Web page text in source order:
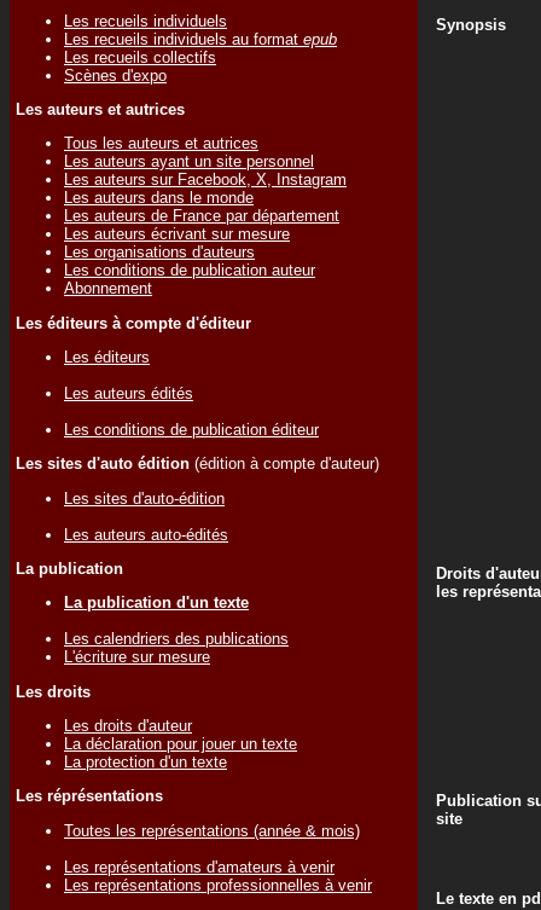
Les recueils individuels
Les recueils individuels au format epub
Les recueils collectifs
Scènes d'expo
Les auteurs et autrices
Tous les auteurs et autrices
Les auteurs ayant un site personnel
Les auteurs sur Facebook, X, Instagram
Les auteurs dans le monde
Les auteurs de France par département
Les auteurs écrivant sur mesure
Les organisations d'auteurs
Les conditions de publication auteur
Abonnement
Les éditeurs à compte d'éditeur
Les éditeurs
Les auteurs édités
Les conditions de publication éditeur
Les sites d'auto édition (édition à compte d'auteur)
Les sites d'auto-édition
Les auteurs auto-édités
La publication
La publication d'un texte
Les calendriers des publications
L'écriture sur mesure
Les droits
Les droits d'auteur
La déclaration pour jouer un texte
La protection d'un texte
Les réprésentations
Toutes les représentations (année & mois)
Les représentations d'amateurs à venir
Les représentations professionnelles à venir
Synopsis
Droits
les
Publication
site
Le texte en